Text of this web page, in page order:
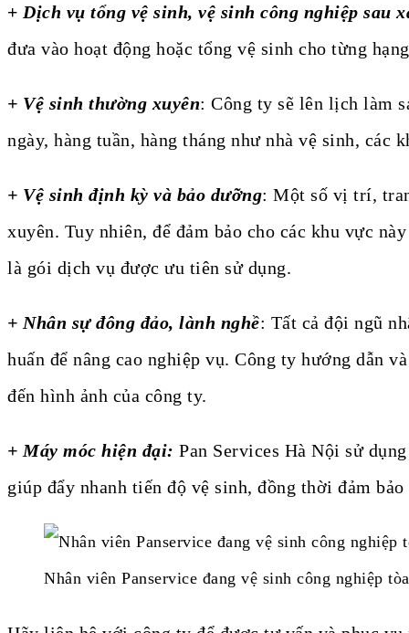
+ Dịch vụ tổng vệ sinh, vệ sinh công nghiệp sau
đưa vào hoạt động hoặc tổng vệ sinh cho từng
+ Vệ sinh thường xuyên: Công ty sẽ lên lịch làm
ngày, hàng tuần, hàng tháng như nhà vệ sinh, các
+ Vệ sinh định kỳ và bảo dưỡng: Một số vị trí,
xuyên. Tuy nhiên, để đảm bảo cho các khu vực
là gói dịch vụ được ưu tiên sử dụng.
+ Nhân sự đông đảo, lành nghề: Tất cả đội ngũ
huấn để nâng cao nghiệp vụ. Công ty hướng dẫn
đến hình ảnh của công ty.
+ Máy móc hiện đại: Pan Services Hà Nội sử
giúp đẩy nhanh tiến độ vệ sinh, đồng thời đảm
Nhân viên Panservice đang vệ sinh công nghiệp